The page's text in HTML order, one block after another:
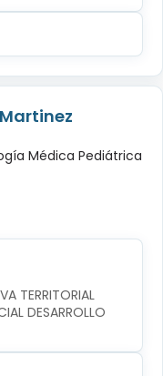
Médica Pediátrica
TERRITORIAL
DESARROLLO